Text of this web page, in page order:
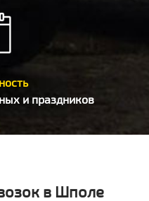
и праздников
в Шполе